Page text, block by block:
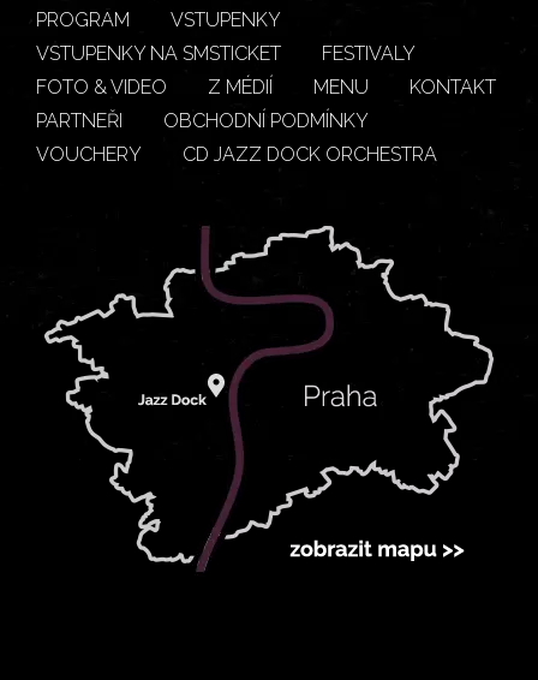
PROGRAM
VSTUPENKY
VSTUPENKY NA SMSTICKET
FESTIVALY
FOTO & VIDEO
Z MÉDIÍ MENU
KONTAKT
PARTNEŘI
OBCHODNÍ PODMÍNKY
VOUCHERY
CD JAZZ DOCK ORCHESTRA